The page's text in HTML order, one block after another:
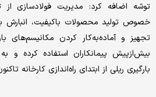
توشه اضافه کرد: مدیریت فولادسازی
خصوص تولید محصولات باکیفیت، انبارش
تجهیز و آماده‌به‌کار کردن مکانیسم‌های
بیش‌ازپیش پیمانکاران استفاده کرده و
بارگیری ریلی از ابتدای راه‌اندازی کارخانه